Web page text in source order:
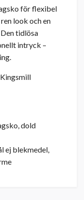
för flexibel
look och en
tidlösa
intryck –
dold
ej blekmedel,